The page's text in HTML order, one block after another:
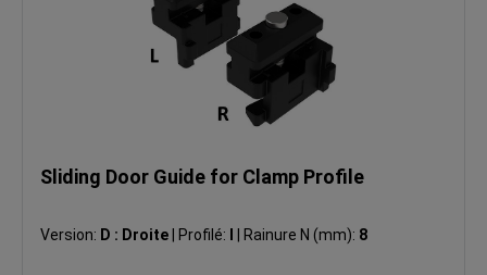
Sliding Door Guide for Clamp Profile
Version: D : Droite Profilé: Rainure N (mm): 8